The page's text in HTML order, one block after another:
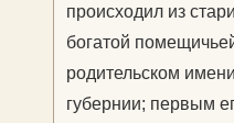
происходил из
богатой
родительском
губернии; первым